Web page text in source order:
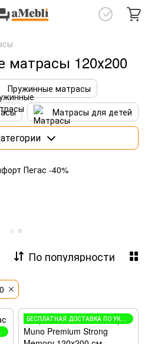
матрасы 120х200
Пружинные матрасы
Матрасы для детей
Премиум матрасы
По популярности